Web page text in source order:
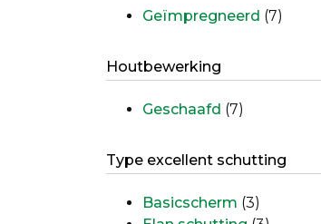
Geïmpregneerd (7)
Houtbewerking
Geschaafd (7)
Type excellent schutting
Basicscherm (3)